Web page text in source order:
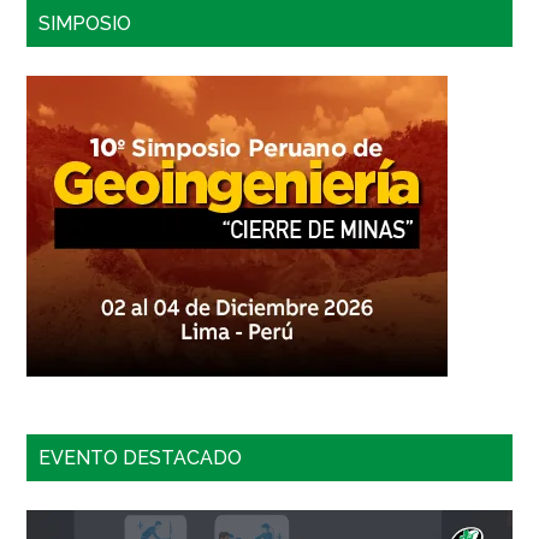
SIMPOSIO
EVENTO DESTACADO